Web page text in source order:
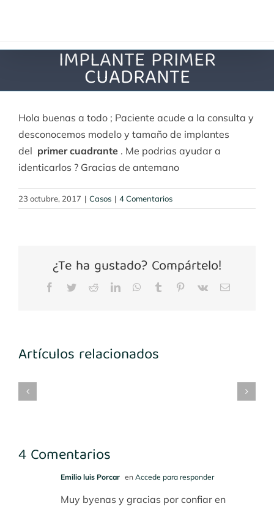
IMPLANTE PRIMER
CUADRANTE
Hola buenas a todo ; Paciente acude a la consulta y
desconocemos modelo y tamaño de implantes
del primer cuadrante . Me podrias ayudar a
identicarlos ? Gracias de antemano
23 octubre, 2017 | Casos | 4 Comentarios
¿Te ha gustado? Compártelo!
Facebook
TwitterRedditLinkedInWhatsApp
Tumblr Pinterest
Vk
Correo
Artículos relacionados
Implantes
4 Comentarios
Emilio luis Porcar en Accede para responder
Muy byenas y gracias por confiar en